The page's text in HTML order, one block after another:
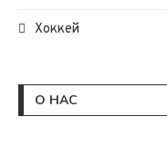
Хоккей
О НАС